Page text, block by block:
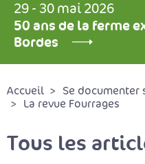
29 - 30 mai 2026
50 ans de la ferme
Bordes
Accueil
Se
La revue Fourrages
Tous les